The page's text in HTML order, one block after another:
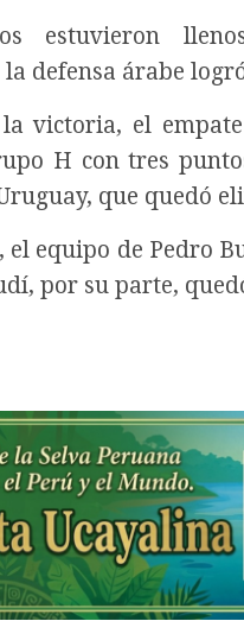
estuvieron
defensa árabe
victoria, el
H con tres
que quedó
el equipo de Pedro
por su parte,